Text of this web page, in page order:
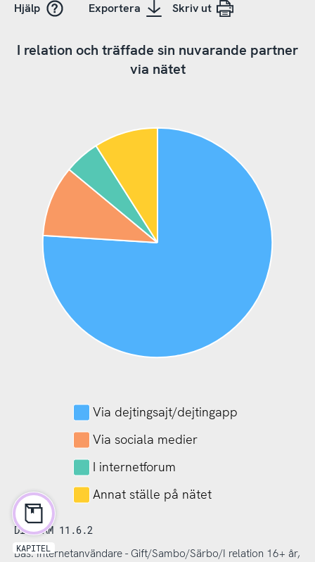
Hjälp Exportera Skriv ut
I relation och träffade sin nuvarande partner
via nätet
Via dejtingsajt/dejtingapp
Via sociala medier
I internetforum
Annat ställe på nätet
DIAGRAM 11.6.2
Bas: Internetanvändare - Gift/Sambo/Särbo/I relation 16+ år,
KAPITEL